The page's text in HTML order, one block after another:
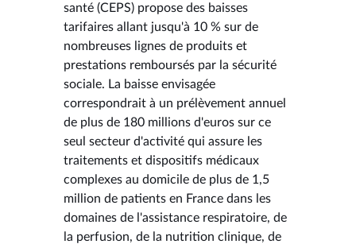
santé (CEPS) propose des baisses
tarifaires allant jusqu'à 10 % sur de
nombreuses lignes de produits et
prestations remboursés par la sécurité
sociale. La baisse envisagée
correspondrait à un prélèvement annuel
de plus de 180 millions d'euros sur ce
seul secteur d'activité qui assure les
traitements et dispositifs médicaux
complexes au domicile de plus de 1,5
million de patients en France dans les
domaines de l'assistance respiratoire, de
la perfusion, de la nutrition clinique, de